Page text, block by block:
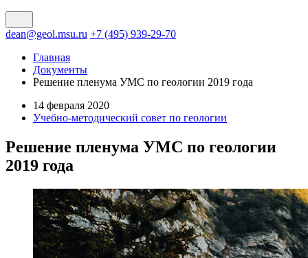
dean@geol.msu.ru +7 (495) 939-29-70
Главная
Документы
Решение пленума УМС по геологии 2019 года
14 февраля 2020
Учебно-методический совет по геологии
Решение пленума УМС по геологии
2019 года